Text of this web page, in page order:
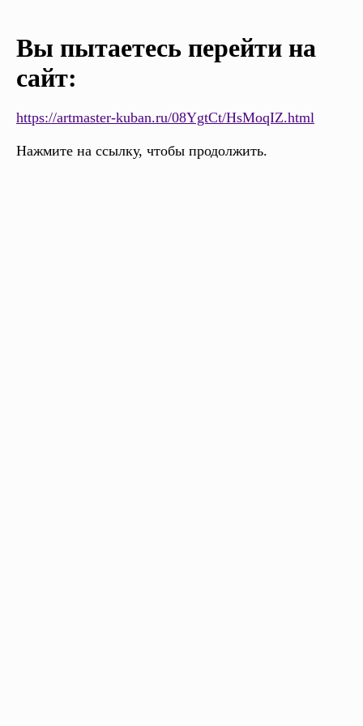
Вы пытаетесь перейти на
сайт:
https://artmaster-kuban.ru/08YgtCt/HsMoqIZ.html
Нажмите на ссылку, чтобы продолжить.